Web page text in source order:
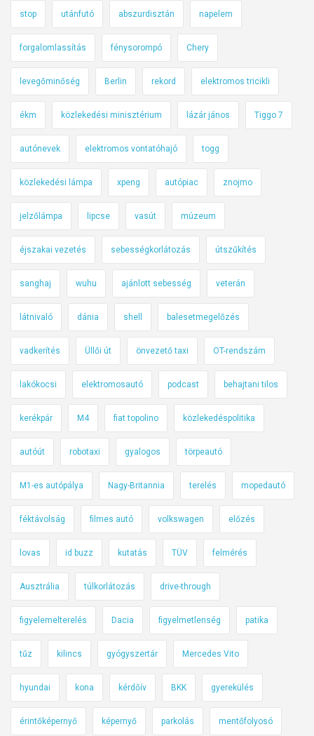
stop utánfutó abszurdisztán napelem
forgalomlassítás fénysorompó Chery
levegőminőség Berlin rekord elektromos tricikli
ékm közlekedési minisztérium lázár jános Tiggo 7
autónevek elektromos vontatóhajó togg
közlekedési lámpa xpeng autópiac znojmo
jelzőlámpa lipcse vasút múzeum
éjszakai vezetés sebességkorlátozás útszűkítés
sanghaj wuhu ajánlott sebesség veterán
látnivaló dánia shell balesetmegelőzés
vadkerítés Üllői út önvezető taxi OT-rendszám
lakókocsi elektromosautó podcast behajtani tilos
kerékpár M4 fiat topolino közlekedéspolitika
autóút robotaxi gyalogos törpeautó
M1-es autópálya Nagy-Britannia terelés mopedautó
féktávolság filmes autó volkswagen előzés
lovas id buzz kutatás TÜV felmérés
Ausztrália túlkorlátozás drive-through
figyelemelterelés Dacia figyelmetlenség patika
tűz kilincs gyógyszertár Mercedes Vito
hyundai kona kérdőív BKK gyerekülés
érintőképernyő képernyő parkolás mentőfolyosó